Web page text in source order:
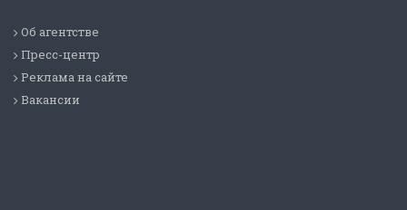
Об агентстве
Пресс-центр
Реклама на сайте
Вакансии